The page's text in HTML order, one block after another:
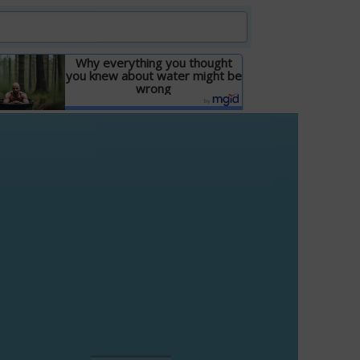
Why everything you thought
you knew about water might be
wrong
Детальніше